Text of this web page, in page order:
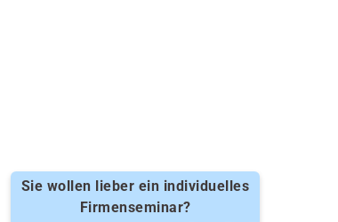
Sie wollen lieber ein individuelles
Firmenseminar?